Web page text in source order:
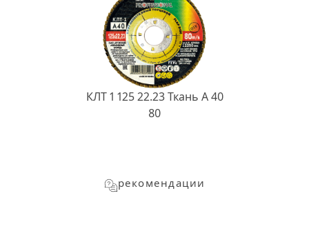
КЛТ 1 125 22.23 Ткань A 40
80
рекомендации